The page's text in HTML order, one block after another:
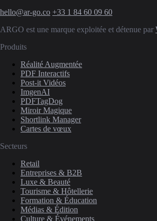
hello@ar-go.co +33 1 84 60 09 60
ARGO est une marque exploitée et détenue par
Produits
Réalité Augmentée
PDF Interactifs
Post-it Vidéos
ImgenAI
PDFTagDog
Miroir Magique
Shortlink Manager
Cartes de vœux
Secteurs
Retail
Entreprises & B2B
Luxe & Beauté
Tourisme & Hôtellerie
Formation & Éducation
Médias & Édition
Culture & Événements